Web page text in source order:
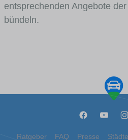
entsprechenden Angebote
bündeln.
Ratgeber FAQ Presse Städte